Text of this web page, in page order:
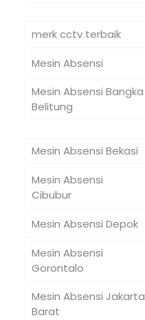
merk cctv terbaik
Mesin Absensi
Mesin Absensi Bangka
Belitung
Mesin Absensi Bekasi
Mesin Absensi
Cibubur
Mesin Absensi Depok
Mesin Absensi
Gorontalo
Mesin Absensi Jakarta
Barat